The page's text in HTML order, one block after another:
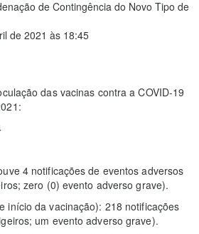
de Contingência do Novo Tipo de
de 2021 às 18:45
das vacinas contra a COVID-19
4 notificações de eventos adversos
zero (0) evento adverso grave).
início da vacinação): 218 notificações
um evento adverso grave).